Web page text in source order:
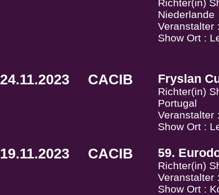
Richter(in)
Niederlande
Veranstalter
Show Ort :
24.11.2023 CACIB Fryslan
Richter(in)
Portugal
Veranstalter
Show Ort :
19.11.2023 CACIB 59.
Richter(in)
Veranstalter
Show Ort :